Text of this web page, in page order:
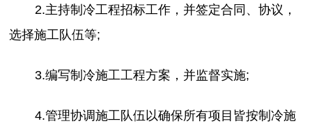
2.主持制冷工程招标工作，并签定合同、协议，
选择施工队伍等;
3.编写制冷施工工程方案，并监督实施;
4.管理协调施工队伍以确保所有项目皆按制冷施